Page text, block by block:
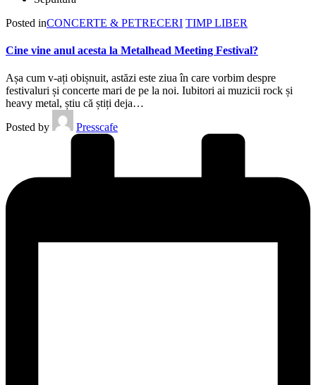
Posted inCONCERTE & PETRECERI TIMP LIBER
Cine vine anul acesta la Metalhead Meeting Festival?
Așa cum v-ați obișnuit, astăzi este ziua în care vorbim despre
festivaluri și concerte mari de pe la noi. Iubitori ai muzicii rock și
heavy metal, știu că știți deja…
Posted by
Presscafe